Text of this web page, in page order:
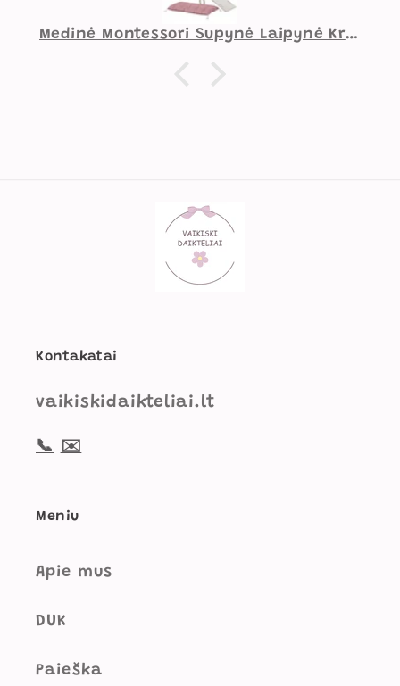
užpakaliui, didesniam viskas
gerai.
Supynė Vaiko Kambariui Zuikutis Smėlio Spalvos
Kontakatai
vaikiskidaikteliai.lt
📞 ✉️
Meniu
Apie mus
DUK
Paieška